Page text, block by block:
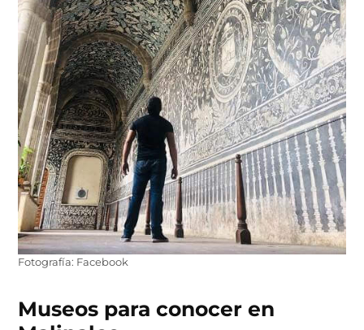
Fotografía: Facebook
Museos para conocer en